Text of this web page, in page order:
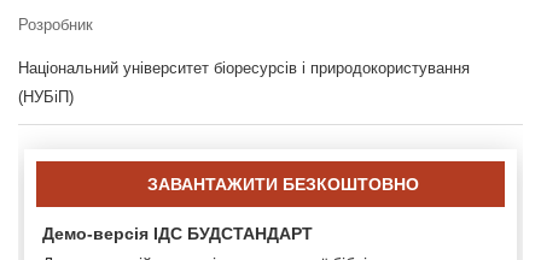
Розробник
Національний університет біоресурсів і природокористування
(НУБіП)
ЗАВАНТАЖИТИ БЕЗКОШТОВНО
Демо-версія ІДС БУДСТАНДАРТ